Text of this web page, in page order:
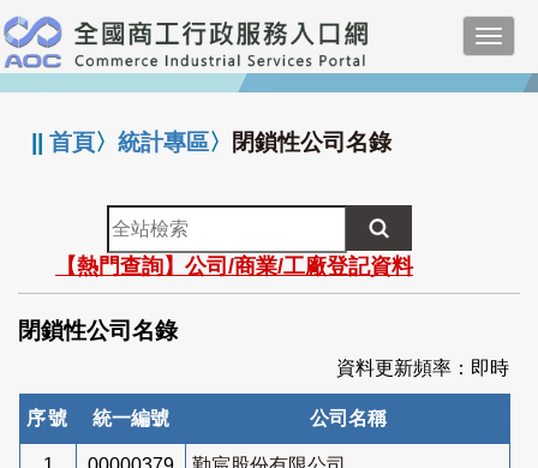
跳
到
主
要
:::
||首頁〉統計專區〉 閉鎖性公司名錄
全
站
檢
索
【熱門查詢】公司/商業/工廠登記資料
閉鎖性公司名錄
資料更新頻率：即時
序號 統一編號 公司名稱